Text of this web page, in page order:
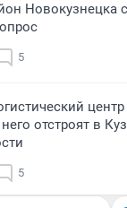
Новокузнецка
5
отстроят в
5